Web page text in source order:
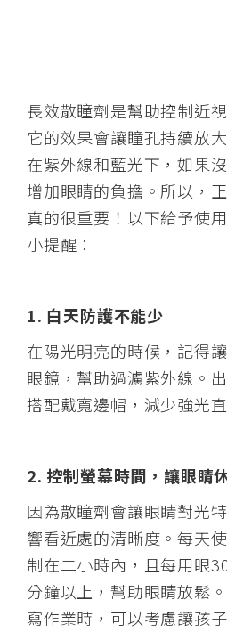
長效散瞳劑是幫助控制近
它的效果會讓瞳孔持續放
在紫外線和藍光下，如果
增加眼睛的負擔。所以，
真的很重要！以下給予使
小提醒：
1. 白天防護不能少
在陽光明亮的時候，記得
眼鏡，幫助過濾紫外線。
搭配戴寬邊帽，減少強光直
2. 控制螢幕時間，讓眼睛
因為散瞳劑會讓眼睛對光
響看近處的清晰度。每天
制在二小時內，且每用眼
分鐘以上，幫助眼睛放鬆
寫作業時，可以考慮讓孩